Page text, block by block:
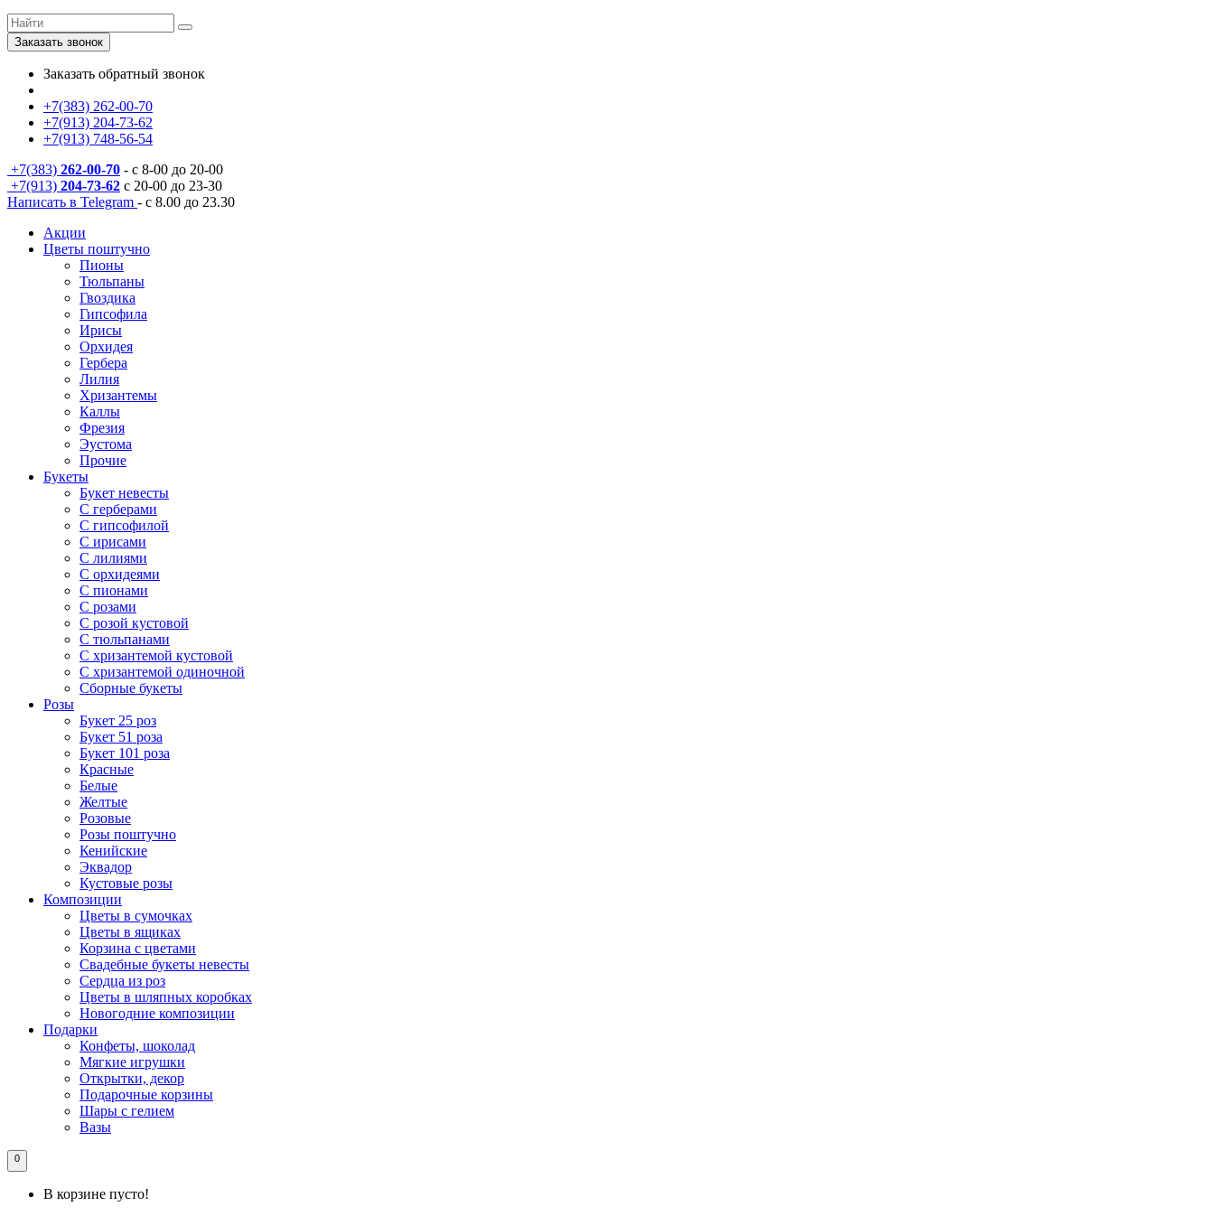
Заказать звонок
Заказать обратный звонок
+7(383) 262-00-70
+7(913) 204-73-62
+7(913) 748-56-54
+7(383) 262-00-70 - с 8-00 до 20-00
+7(913) 204-73-62 с 20-00 до 23-30
Написать в Telegram - с 8.00 до 23.30
Акции
Цветы поштучно
Пионы
Тюльпаны
Гвоздика
Гипсофила
Ирисы
Орхидея
Гербера
Лилия
Хризантемы
Каллы
Фрезия
Эустома
Прочие
Букеты
Букет невесты
С герберами
С гипсофилой
С ирисами
С лилиями
С орхидеями
С пионами
С розами
С розой кустовой
С тюльпанами
С хризантемой кустовой
С хризантемой одиночной
Сборные букеты
Розы
Букет 25 роз
Букет 51 роза
Букет 101 роза
Красные
Белые
Желтые
Розовые
Розы поштучно
Кенийские
Эквадор
Кустовые розы
Композиции
Цветы в сумочках
Цветы в ящиках
Корзина с цветами
Свадебные букеты невесты
Сердца из роз
Цветы в шляпных коробках
Новогодние композиции
Подарки
Конфеты, шоколад
Мягкие игрушки
Открытки, декор
Подарочные корзины
Шары с гелием
Вазы
0
В корзине пусто!